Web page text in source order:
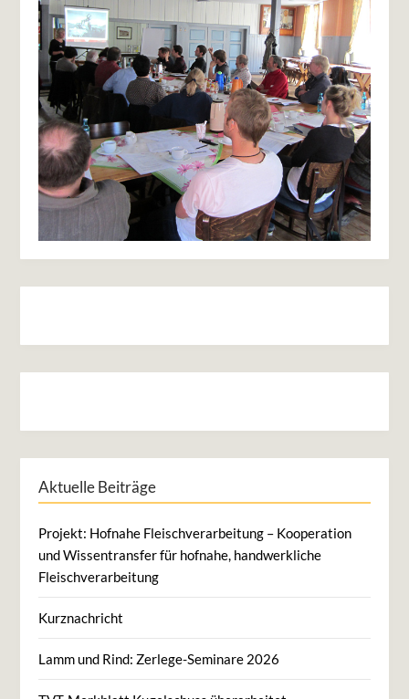
Aktuelle Beiträge
Projekt: Hofnahe Fleischverarbeitung – Kooperation
und Wissentransfer für hofnahe, handwerkliche
Fleischverarbeitung
Kurznachricht
Lamm und Rind: Zerlege-Seminare 2026